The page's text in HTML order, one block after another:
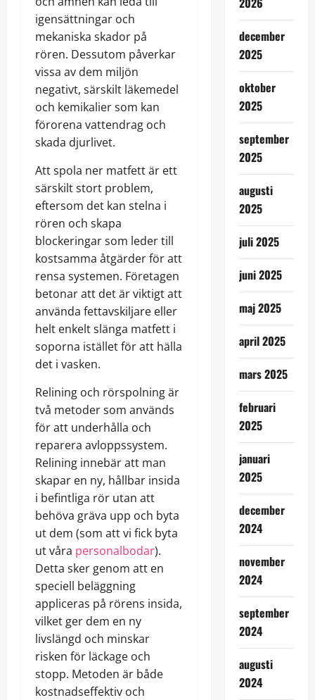
igensättningar och
mekaniska skador på
rören. Dessutom påverkar
vissa av dem miljön
negativt, särskilt läkemedel
och kemikalier som kan
förorena vattendrag och
skada djurlivet.
Att spola ner matfett är ett
särskilt stort problem,
eftersom det kan stelna i
rören och skapa
blockeringar som leder till
kostsamma åtgärder för att
rensa systemen. Företagen
betonar att det är viktigt att
använda fettavskiljare eller
helt enkelt slänga matfett i
soporna istället för att hälla
det i vasken.
Relining och rörspolning är
två metoder som används
för att underhålla och
reparera avloppssystem.
Relining innebär att man
skapar en ny, hållbar insida
i befintliga rör utan att
behöva gräva upp och byta
ut dem (som att vi fick byta
ut våra personalbodar).
Detta sker genom att en
speciell beläggning
appliceras på rörens insida,
vilket ger dem en ny
livslängd och minskar
risken för läckage och
stopp. Metoden är både
kostnadseffektiv och
december
2025
oktober
2025
september
2025
augusti
2025
juli 2025
juni 2025
maj 2025
april 2025
mars 2025
februari
2025
januari
2025
december
2024
november
2024
september
2024
augusti
2024